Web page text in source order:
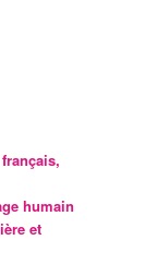
humain
et